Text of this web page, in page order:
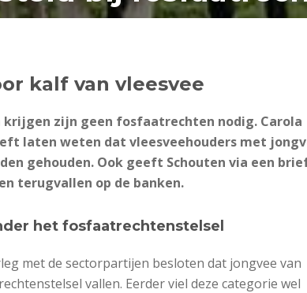
kalf van vleesvee
zijn geen fosfaatrechten nodig. Carola
laten weten dat vleesveehouders met
gehouden. Ook geeft Schouten via een
terugvallen op de banken.
het fosfaatrechtenstelsel
met de sectorpartijen besloten dat jongvee van
vallen. Eerder viel deze categorie wel